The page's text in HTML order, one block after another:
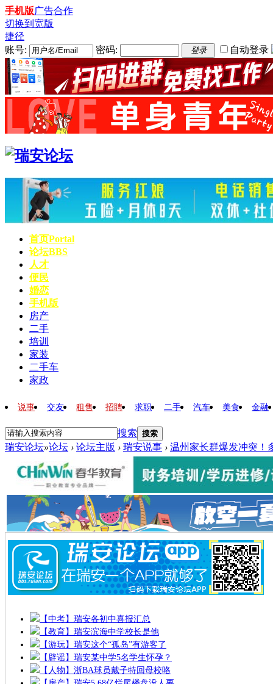
手机版广告合作
切换到宽版
捷径
账号:
密码: 登录 自动登录
首页Portal
论坛BBS
人才
便民
婚恋
手机版
房产
二手
培训
家装
二手车
家政
说事 交友 租售 招聘 求职 二手 汽车 美食 金融
搜索 搜索
瑞安论坛»论坛 › 论坛主版 › 瑞安说事 › 温州家长群爆发冲突！
【中考】瑞安各初中喜报汇总
【教育】瑞安滨海中学校长是他
【游玩】瑞安这个“孤岛”有游客了
【辟谣】瑞安某中学5名学生怀孕？
【人物】浙BA球员戴子特回母校咯